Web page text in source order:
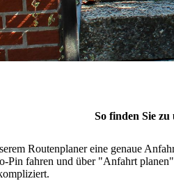
So finden Sie zu
Routenplaner eine genaue
Pin fahren und über "Anfahrt